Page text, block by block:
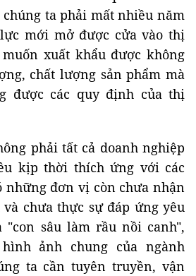
chúng ta phải mất nhiều năm
mới mở được cửa vào thị
xuất khẩu được không
chất lượng sản phẩm mà
được các quy định của thị
phải tất cả doanh nghiệp
kịp thời thích ứng với các
những đơn vị còn chưa nhận
chưa thực sự đáp ứng yêu
"con sâu làm rầu nồi canh",
ảnh chung của ngành
ta cần tuyên truyền, vận